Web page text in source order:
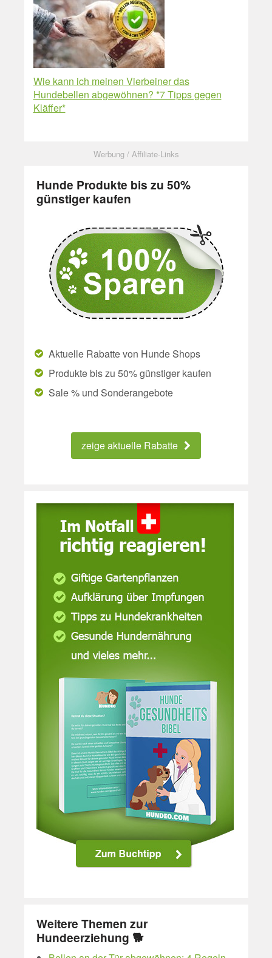
Wie kann ich meinen Vierbeiner das
Hundebellen abgewöhnen? *7 Tipps gegen
Kläffer*
Hunde Produkte bis zu 50%
günstiger kaufen
Aktuelle Rabatte von Hunde Shops
Produkte bis zu 50% günstiger kaufen
Sale % und Sonderangebote
zeige aktuelle Rabatte
Weitere Themen zur
Hundeerziehung 🐕